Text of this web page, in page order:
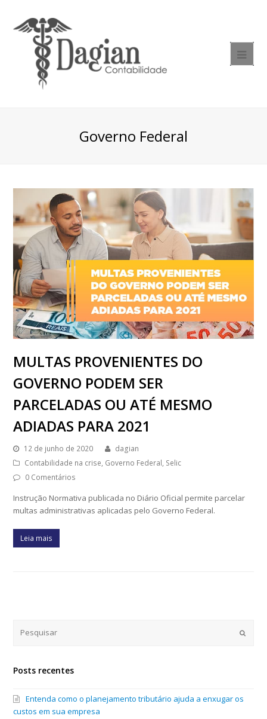
Governo Federal
MULTAS PROVENIENTES DO
GOVERNO PODEM SER
PARCELADAS OU ATÉ MESMO
ADIADAS PARA 2021
12 de junho de 2020
dagian
Contabilidade na crise, Governo Federal, Selic
0 Comentários
Instrução Normativa publicada no Diário Oficial permite parcelar
multas administrativas aplicadas pelo Governo Federal.
Leia mais
Submit
Posts recentes
Entenda como o planejamento tributário ajuda a enxugar os
custos em sua empresa